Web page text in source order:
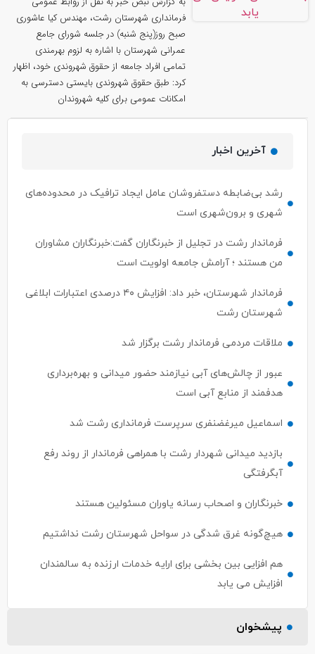
فرمانداری شهرستان رشت، مهندس کیا عاشوری
صبح روز(پنج شنبه) در جلسه شورای جامع
عمرانی شهرستان با اشاره به لزوم بهرمندی
تمامی افراد جامعه از حقوق شهروندی خود، اظهار
کرد: طبق حقوق شهروندی بایستی دسترسی به
امکانات عمومی ‌برای کلیه شهروندان
آخرین اخبار
رشد بی‌ضابطه دستفروشان عامل ایجاد ترافیک در محدوده‌های
شهری و برون‌شهری است
فرماندار رشت در تجلیل از خبرنگاران گفت:خبرنگاران مشاوران
من هستند ؛ آرامش جامعه اولویت است
فرماندار شهرستان، خبر داد: افزایش ۴۰ درصدی اعتبارات ابلاغی
شهرستان رشت
ملاقات مردمی فرماندار رشت برگزار شد
عبور از چالش‌های آبی نیازمند حضور میدانی و بهره‌برداری
هدفمند از منابع آبی است
اسماعیل میرغضنفری سرپرست فرمانداری رشت شد
بازدید میدانی شهردار رشت با همراهی فرماندار از روند رفع
آبگرفتگی
خبرنگاران و اصحاب رسانه یاوران مسئولین هستند
هیچ‌گونه غرق شدگی در سواحل شهرستان رشت نداشتیم
هم افزایی بین بخشی برای ارایه خدمات ارزنده به سالمندان
افزایش می یابد
پیشخوان